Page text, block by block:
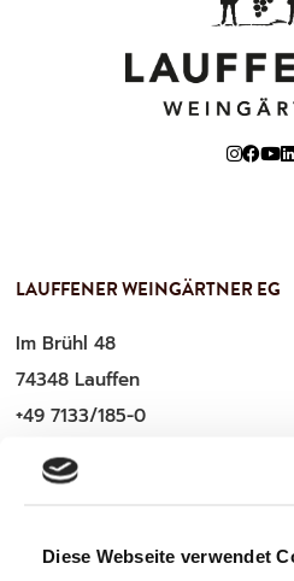
Diese Webseite verwendet
LAUFFENER WEINGÄRTNER EG
Im Brühl 48
74348 Lauffen
+49 7133/185-0
service@lauffener-wein.de